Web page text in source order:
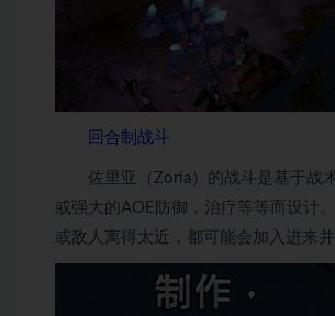
回合制战斗
佐里亚（Zoria）的战斗是基于战术
或强大的AOE防御，治疗等等而设计
或敌人离得太近，都可能会加入进来